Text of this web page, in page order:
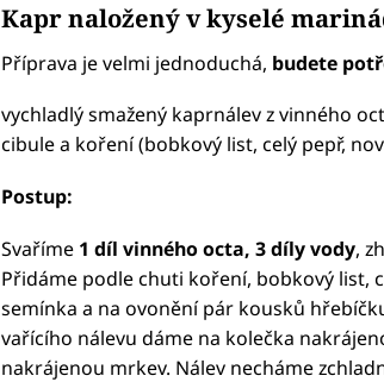
Kapr naložený v kyselé
Příprava je velmi jednoduchá, budete
vychladlý smažený kaprnálev z vinného
cibule a koření (bobkový list, celý pepř,
Postup:
Svaříme 1 díl vinného octa, 3 díly vody,
Přidáme podle chuti koření, bobkový list,
semínka a na ovonění pár kousků
vařícího nálevu dáme na kolečka
nakrájenou mrkev. Nálev necháme